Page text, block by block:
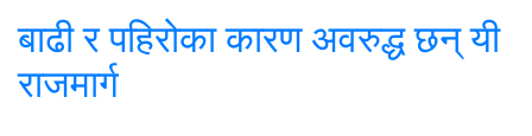
बाढी र पहिरोका कारण अवरुद्ध छन् यी
राजमार्ग